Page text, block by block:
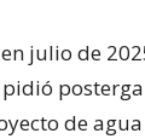
julio de
de